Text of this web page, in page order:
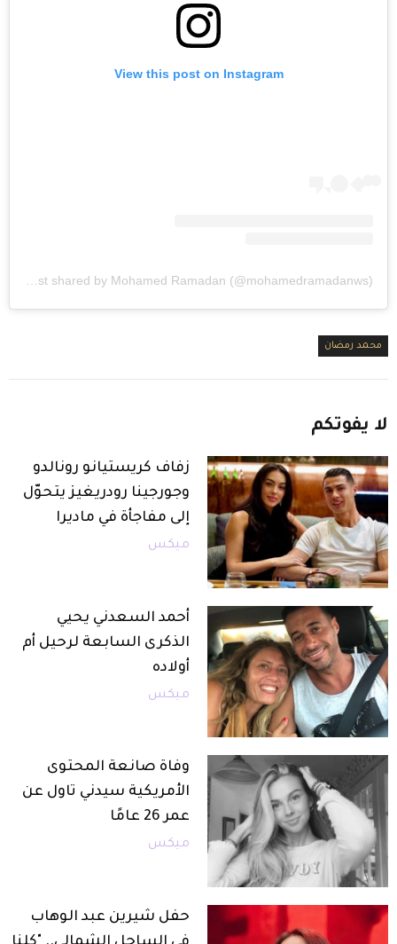
View this post on Instagram
محمد رمضان
لا يفوتكم
زفاف كريستيانو رونالدو
وجورجينا رودريغيز يتحوّل
إلى مفاجأة في ماديرا
ميكس
أحمد السعدني يحيي
الذكرى السابعة لرحيل أم
أولاده
ميكس
وفاة صانعة المحتوى
الأمريكية سيدني تاول عن
عمر 26 عامًا
ميكس
حفل شيرين عبد الوهاب